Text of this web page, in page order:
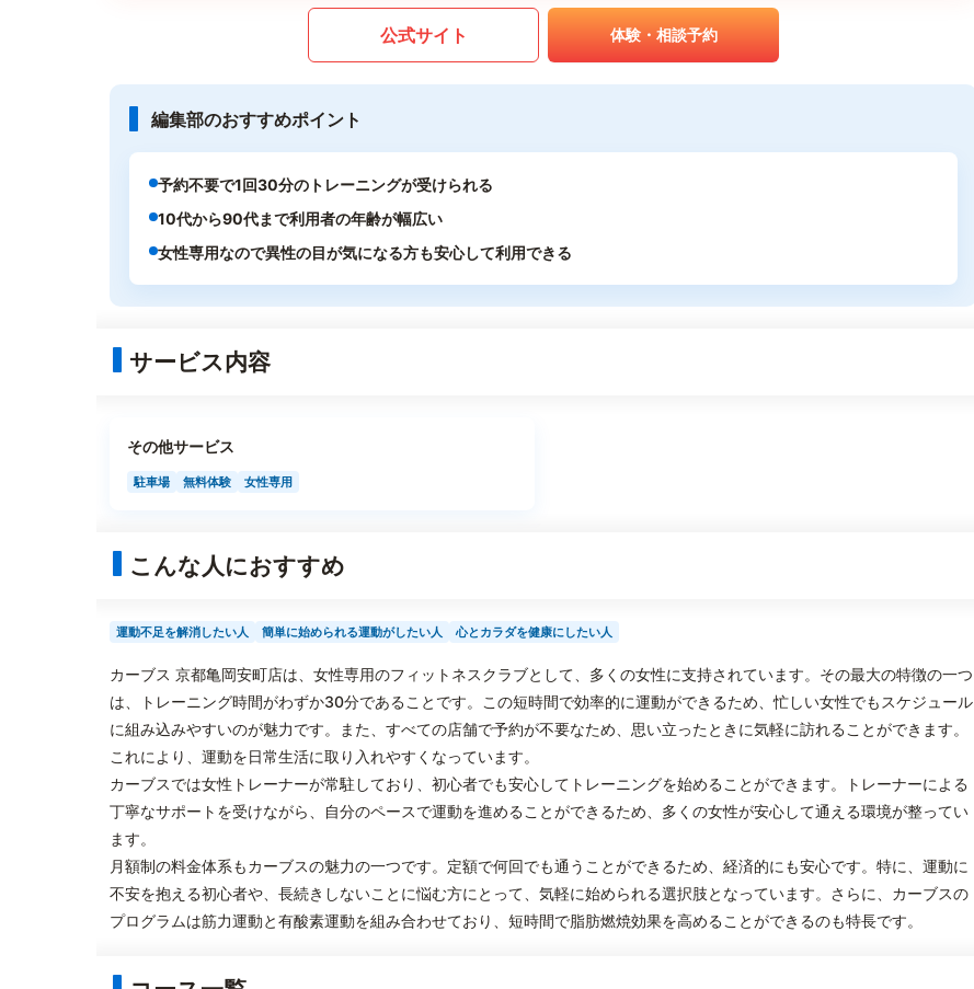
公式サイト 体験・相談予約
編集部のおすすめポイント
予約不要で1回30分のトレーニングが受けられる
10代から90代まで利用者の年齢が幅広い
女性専用なので異性の目が気になる方も安心して利用できる
サービス内容
その他サービス
駐車場 無料体験 女性専用
こんな人におすすめ
運動不足を解消したい人 簡単に始められる運動がしたい人 心とカラダを健康にしたい人
カーブス 京都亀岡安町店は、女性専用のフィットネスクラブとして、多くの女性に支持されています。その最大の特徴の一つ
は、トレーニング時間がわずか30分であることです。この短時間で効率的に運動ができるため、忙しい女性でもスケジュール
に組み込みやすいのが魅力です。また、すべての店舗で予約が不要なため、思い立ったときに気軽に訪れることができます。
これにより、運動を日常生活に取り入れやすくなっています。
カーブスでは女性トレーナーが常駐しており、初心者でも安心してトレーニングを始めることができます。トレーナーによる
丁寧なサポートを受けながら、自分のペースで運動を進めることができるため、多くの女性が安心して通える環境が整ってい
ます。
月額制の料金体系もカーブスの魅力の一つです。定額で何回でも通うことができるため、経済的にも安心です。特に、運動に
不安を抱える初心者や、長続きしないことに悩む方にとって、気軽に始められる選択肢となっています。さらに、カーブスの
プログラムは筋力運動と有酸素運動を組み合わせており、短時間で脂肪燃焼効果を高めることができるのも特長です。